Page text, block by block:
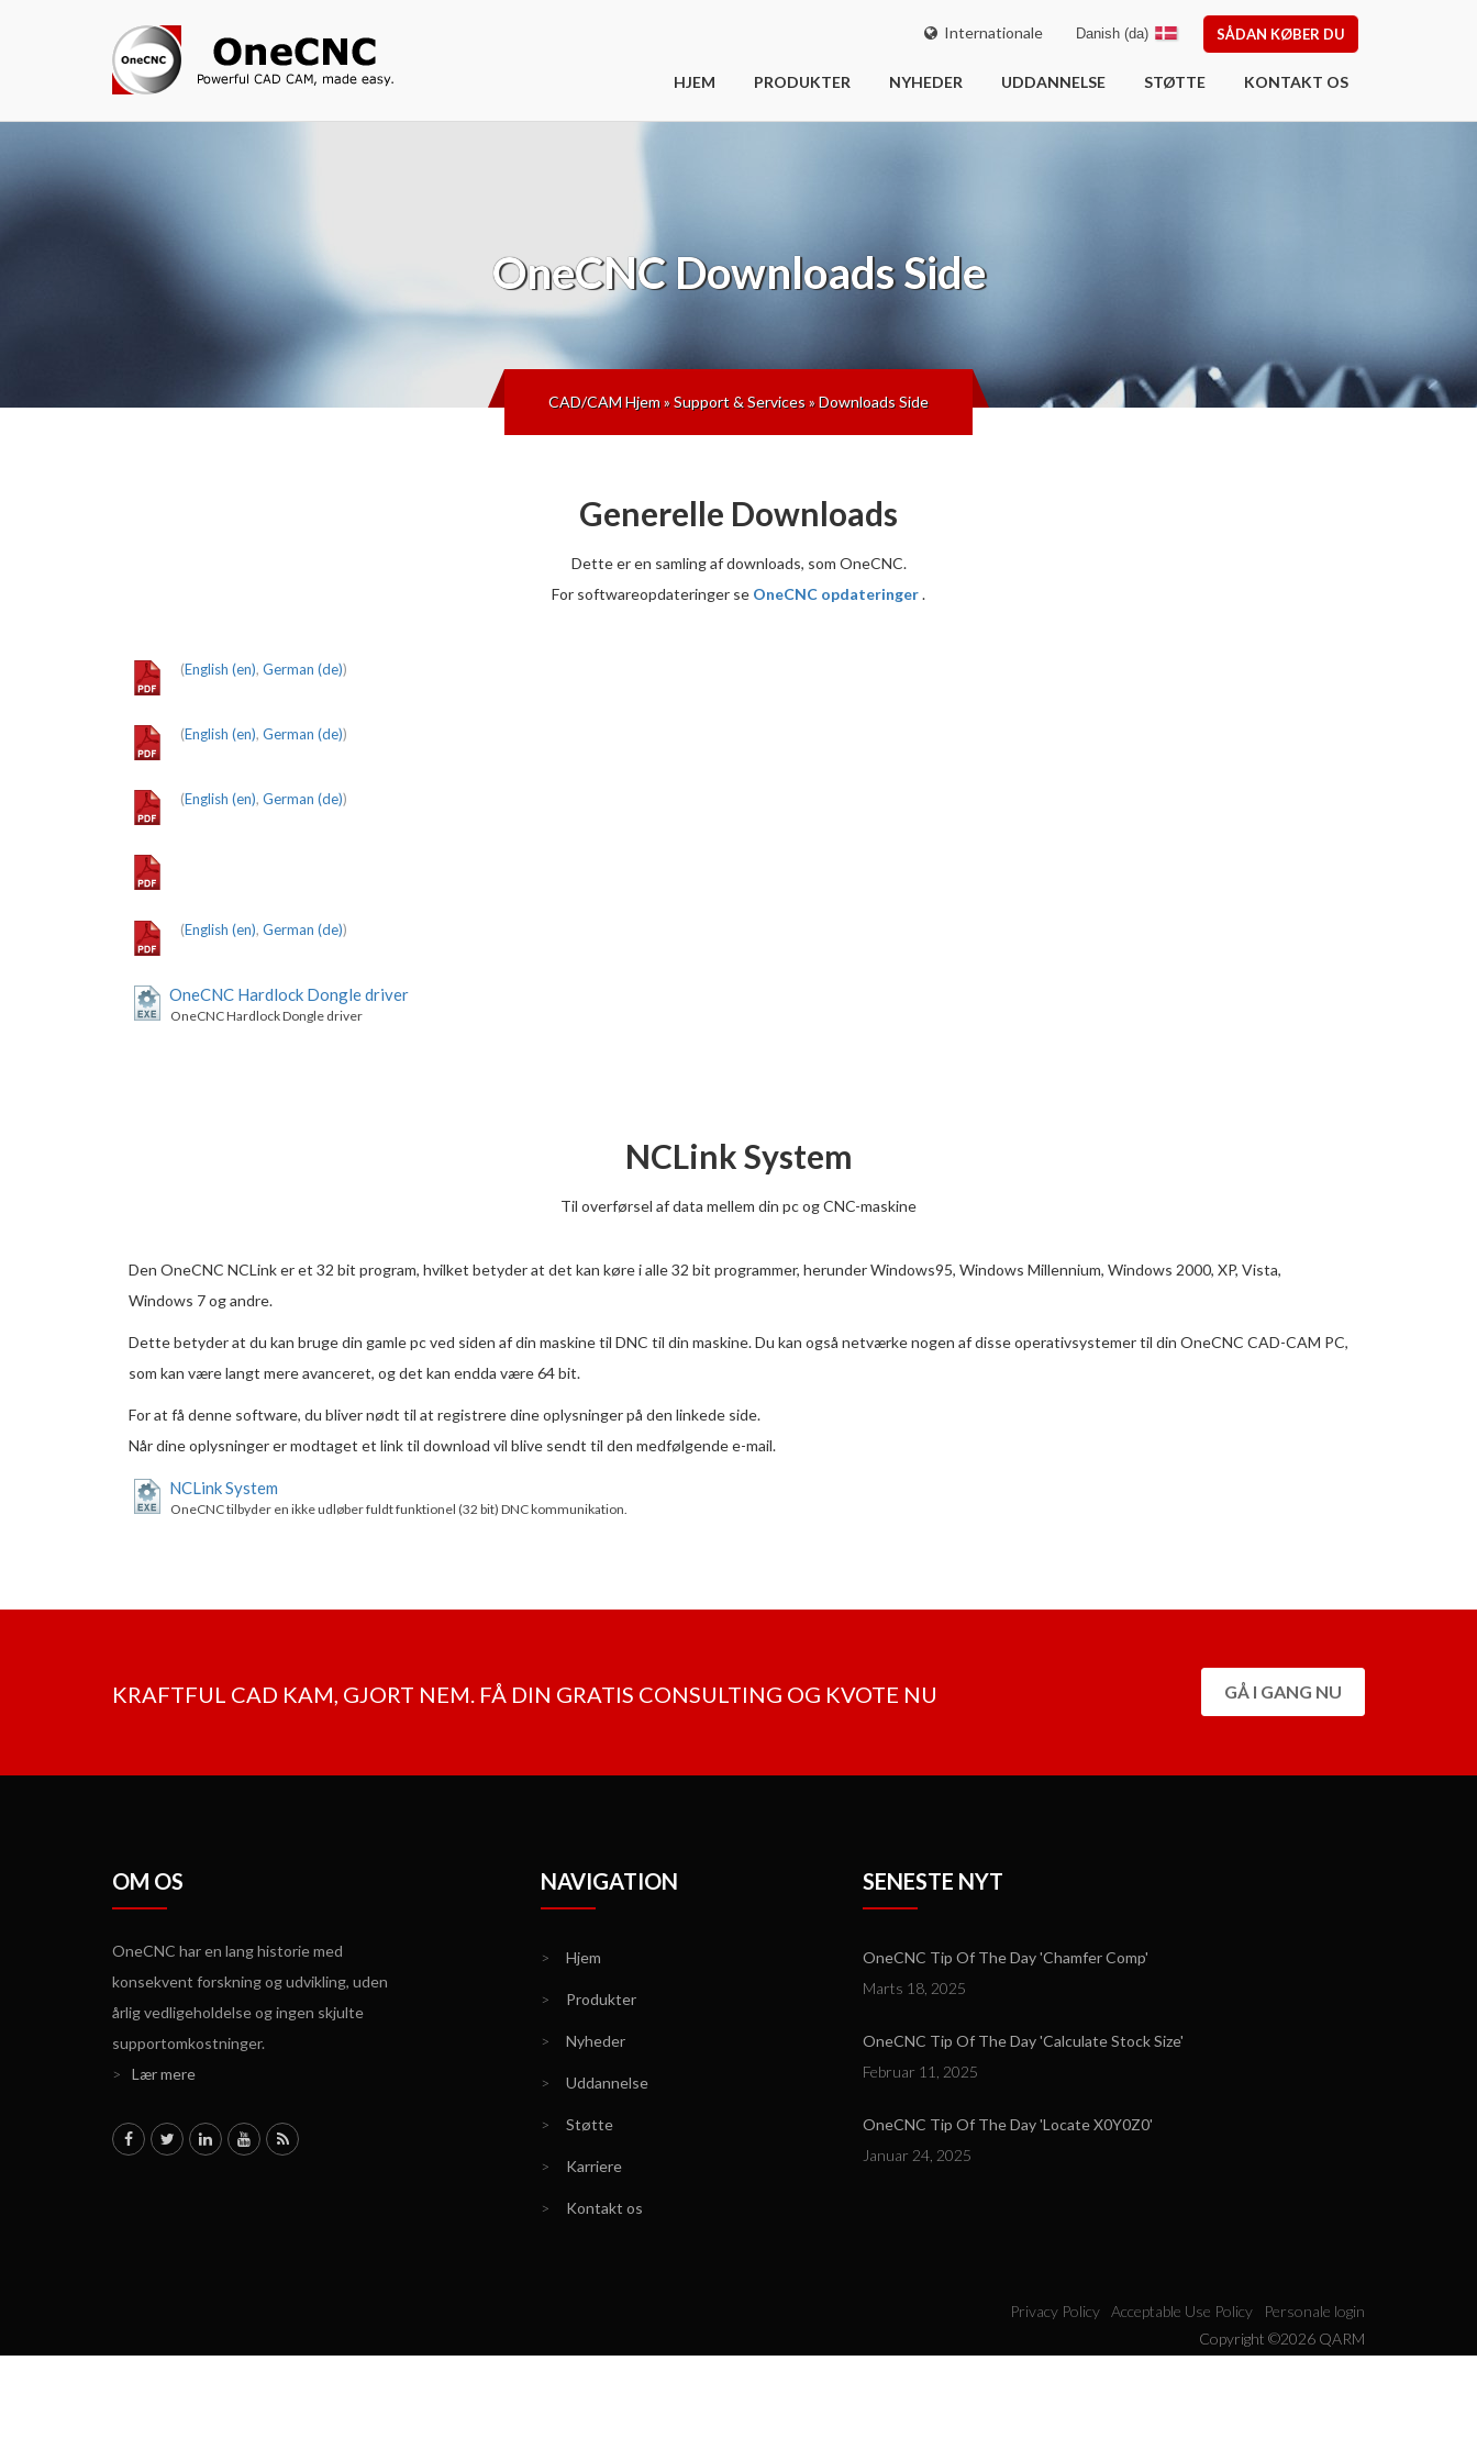
Internationale SÅDAN KØBER DU
Danish (da)
HJEM PRODUKTER NYHEDER UDDANNELSE STØTTE KONTAKT OS
OneCNCDownloads Side
CAD/CAM Hjem»Support & Services»Downloads Side
Generelle Downloads
Dette er en samling af downloads, som OneCNC.
For softwareopdateringer se OneCNC opdateringer.
(English (en), German (de))
(English (en), German (de))
(English (en), German (de))
(English (en), German (de))
OneCNC Hardlock Dongle driver
OneCNC Hardlock Dongle driver
NCLink System
Til overførsel af data mellem din pc og CNC-maskine
Den OneCNC NCLink er et 32 ​​bit program, hvilket betyder at det kan køre i alle 32 bit programmer, herunder Windows95, Windows Millennium, Windows 2000, XP, Vista,
Windows 7 og andre.
Dette betyder at du kan bruge din gamle pc ved siden af ​​din maskine til DNC til din maskine. Du kan også netværke nogen af ​​disse operativsystemer til din OneCNC CAD-CAM PC,
som kan være langt mere avanceret, og det kan endda være 64 bit.
For at få denne software, du bliver nødt til at registrere dine oplysninger på den linkede side.
Når dine oplysninger er modtaget et link til download vil blive sendt til den medfølgende e-mail.
NCLink System
OneCNC tilbyder en ikke udløber fuldt funktionel (32 bit) DNC kommunikation.
KRAFTFUL CAD KAM, GJORT NEM. FÅ DIN GRATIS CONSULTING OG KVOTE NU GÅ I GANG NU
OM OS
OneCNC har en lang historie med
konsekvent forskning og udvikling, uden
årlig vedligeholdelse og ingen skjulte
supportomkostninger.
>
Lær mere
NAVIGATION
> Hjem
> Produkter
> Nyheder
> Uddannelse
> Støtte
> Karriere
> Kontakt os
SENESTE NYT
OneCNC Tip Of The Day 'Chamfer Comp'
Marts 18, 2025
OneCNC Tip Of The Day 'Calculate Stock Size'
Februar 11, 2025
OneCNC Tip Of The Day 'Locate X0Y0Z0'
Januar 24, 2025
Privacy Policy Acceptable Use Policy
Personale login
Copyright ©2026 QARM